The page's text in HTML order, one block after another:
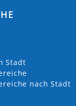
Stadt
nach Stadt